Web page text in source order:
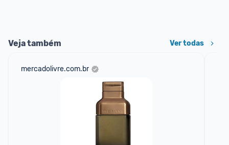
Veja também Ver todas
mercadolivre.com.br